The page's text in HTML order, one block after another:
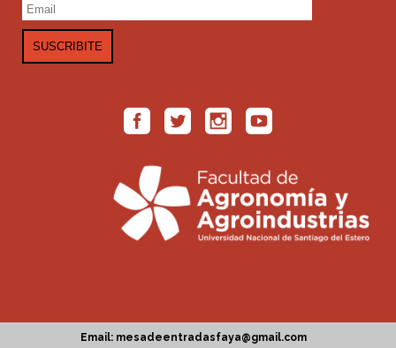
Email: mesadeentradasfaya@gmail.com